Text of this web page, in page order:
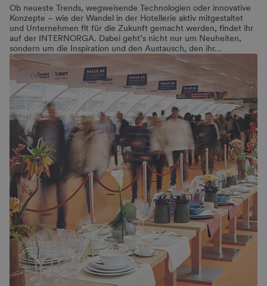
Ob neueste Trends, wegweisende Technologien oder innovative
Konzepte – wie der Wandel in der Hotellerie aktiv mitgestaltet
und Unternehmen fit für die Zukunft gemacht werden, findet ihr
auf der INTERNORGA. Dabei geht’s nicht nur um Neuheiten,
sondern um die Inspiration und den Austausch, den ihr…